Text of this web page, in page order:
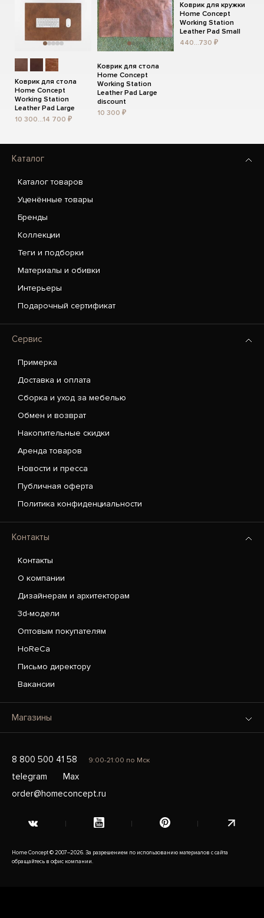
Коврик для стола
Home Concept
Working Station
Leather Pad Large
10 300...14 700 ₽
Коврик для стола
Home Concept
Working Station
Leather Pad Large
discount
10 300 ₽
Коврик для кружки
Home Concept
Working Station
Leather Pad Small
440...730 ₽
Каталог
Каталог товаров
Уценённые товары
Бренды
Коллекции
Теги и подборки
Материалы и обивки
Интерьеры
Подарочный сертификат
Сервис
Примерка
Доставка и оплата
Сборка и уход за мебелью
Обмен и возврат
Накопительные скидки
Аренда товаров
Новости и пресса
Публичная оферта
Политика конфиденциальности
Контакты
Контакты
О компании
Дизайнерам и архитекторам
3d-модели
Оптовым покупателям
HoReCa
Письмо директору
Вакансии
Магазины
8 800 500 41 58 9:00-21:00 по Мск
telegram
Max
order@homeconcept.ru
Home Concept © 2007–2026. За разрешением по использованию материалов с сайта
обращайтесь в офис компании.